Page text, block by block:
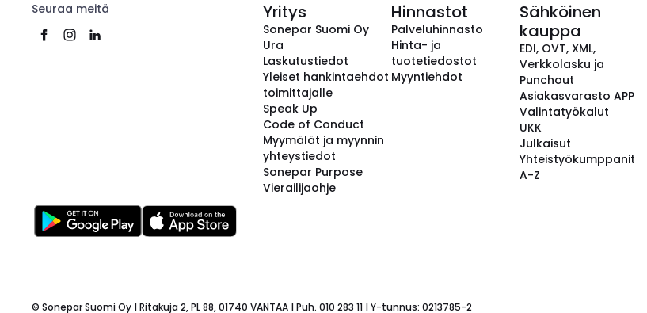
Seuraa meitä Yritys
Sonepar Suomi Oy
Ura
Laskutustiedot
Yleiset hankintaehdot
toimittajalle
Speak Up
Code of Conduct
Myymälät ja myynnin
yhteystiedot
Sonepar Purpose
Vierailijaohje
Hinnastot
Palveluhinnasto
Hinta- ja
tuotetiedostot
Myyntiehdot
Sähköinen
kauppa
EDI, OVT, XML,
Verkkolasku ja
Punchout
Asiakasvarasto APP
Valintatyökalut
UKK
Julkaisut
Yhteistyökumppanit
A-Z
© Sonepar Suomi Oy | Ritakuja 2, PL 88, 01740 VANTAA | Puh. 010 283 11 | Y-tunnus: 0213785-2